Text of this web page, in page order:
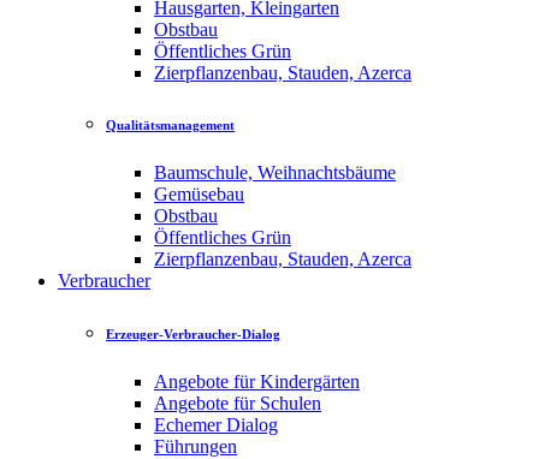
Hausgarten, Kleingarten
Obstbau
Öffentliches Grün
Zierpflanzenbau, Stauden, Azerca
Qualitätsmanagement
Baumschule, Weihnachtsbäume
Gemüsebau
Obstbau
Öffentliches Grün
Zierpflanzenbau, Stauden, Azerca
Verbraucher
Erzeuger-Verbraucher-Dialog
Angebote für Kindergärten
Angebote für Schulen
Echemer Dialog
Führungen